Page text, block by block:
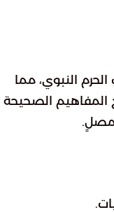
النبوي، مما
المفاهيم الصحيحة